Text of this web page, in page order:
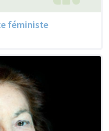
féministe